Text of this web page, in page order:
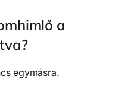
a
egymásra.